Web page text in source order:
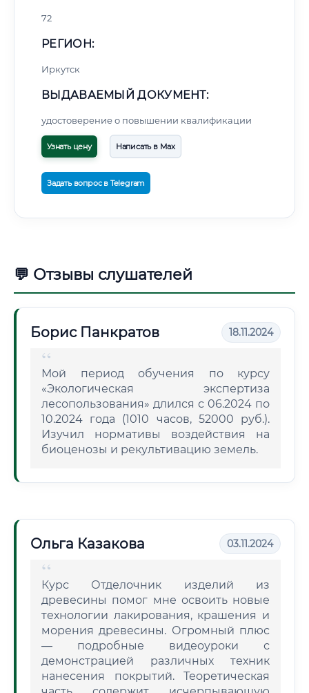
72
РЕГИОН:
Иркутск
ВЫДАВАЕМЫЙ ДОКУМЕНТ:
удостоверение о повышении квалификации
Узнать цену Написать в Max
Задать вопрос в Telegram
💬 Отзывы слушателей
Борис Панкратов 18.11.2024
Мой период обучения по курсу
«Экологическая экспертиза
лесопользования» длился с 06.2024 по
10.2024 года (1010 часов, 52000 руб.).
Изучил нормативы воздействия на
биоценозы и рекультивацию земель.
Ольга Казакова 03.11.2024
Курс Отделочник изделий из
древесины помог мне освоить новые
технологии лакирования, крашения и
морения древесины. Огромный плюс
— подробные видеоуроки с
демонстрацией различных техник
нанесения покрытий. Теоретическая